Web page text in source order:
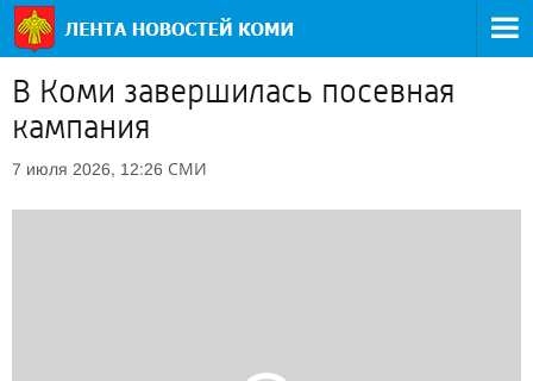
В Коми завершилась посевная
кампания
7 июля 2026, 12:26 СМИ